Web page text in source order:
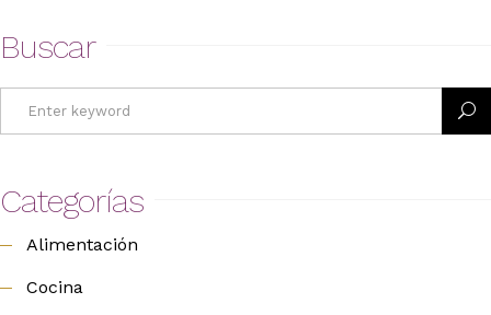
Buscar
for:
Categorías
Alimentación
Cocina